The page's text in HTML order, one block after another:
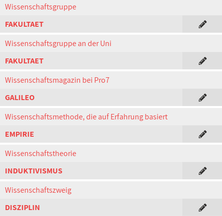
Wissenschaftsgruppe
FAKULTAET
Wissenschaftsgruppe an der Uni
FAKULTAET
Wissenschaftsmagazin bei Pro7
GALILEO
Wissenschaftsmethode, die auf Erfahrung basiert
EMPIRIE
Wissenschaftstheorie
INDUKTIVISMUS
Wissenschaftszweig
DISZIPLIN